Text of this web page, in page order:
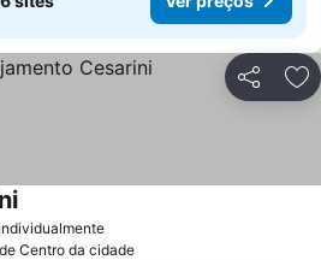
Partilhar
Centro da cidade